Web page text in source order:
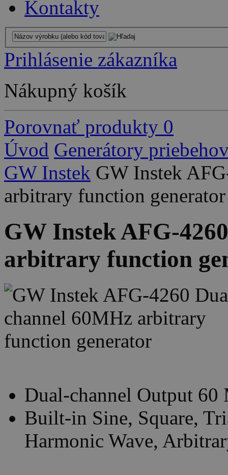
Kontakty
Prihlásenie zákazníka
Nákupný košík
Porovnať produkty 0
Úvod Generátory
GW Instek GW Instek
arbitrary function generator
GW Instek AFG-
arbitrary function
Dual-channel Output 60
Built-in Sine, Square,
Harmonic Wave,